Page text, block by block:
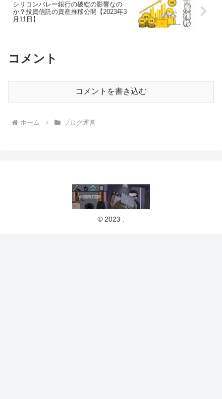
シリコンバレー銀行の破綻の影響なの
か？投資信託の資産推移公開【2023年3
月11日】
コメント
コメントを書き込む
ホーム ブログ運営
© 2023 .